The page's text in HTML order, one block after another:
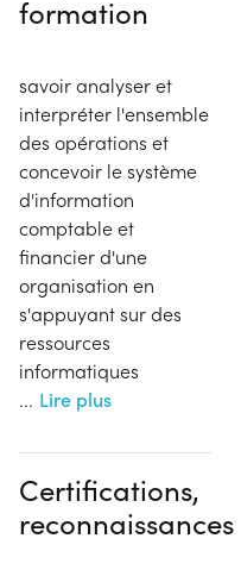
formation
savoir analyser et
interpréter l'ensemble
des opérations et
concevoir le système
d'information
comptable et
financier d'une
organisation en
s'appuyant sur des
ressources
informatiques
... Lire plus
Certifications,
reconnaissances